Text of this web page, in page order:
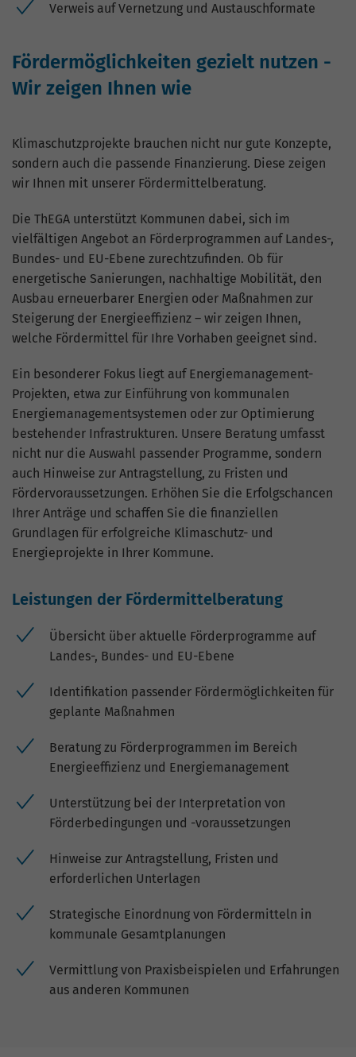
Verweis auf Vernetzung und Austauschformate
Fördermöglichkeiten gezielt nutzen -
Wir zeigen Ihnen wie
Klimaschutzprojekte brauchen nicht nur gute Konzepte,
sondern auch die passende Finanzierung. Diese zeigen
wir Ihnen mit unserer Fördermittelberatung.
Die ThEGA unterstützt Kommunen dabei, sich im
vielfältigen Angebot an Förderprogrammen auf Landes-,
Bundes- und EU-Ebene zurechtzufinden. Ob für
energetische Sanierungen, nachhaltige Mobilität, den
Ausbau erneuerbarer Energien oder Maßnahmen zur
Steigerung der Energieeffizienz – wir zeigen Ihnen,
welche Fördermittel für Ihre Vorhaben geeignet sind.
Ein besonderer Fokus liegt auf Energiemanagement-
Projekten, etwa zur Einführung von kommunalen
Energiemanagementsystemen oder zur Optimierung
bestehender Infrastrukturen. Unsere Beratung umfasst
nicht nur die Auswahl passender Programme, sondern
auch Hinweise zur Antragstellung, zu Fristen und
Fördervoraussetzungen. Erhöhen Sie die Erfolgschancen
Ihrer Anträge und schaffen Sie die finanziellen
Grundlagen für erfolgreiche Klimaschutz- und
Energieprojekte in Ihrer Kommune.
Leistungen der Fördermittelberatung
Übersicht über aktuelle Förderprogramme auf
Landes-, Bundes- und EU-Ebene
Identifikation passender Fördermöglichkeiten für
geplante Maßnahmen
Beratung zu Förderprogrammen im Bereich
Energieeffizienz und Energiemanagement
Unterstützung bei der Interpretation von
Förderbedingungen und -voraussetzungen
Hinweise zur Antragstellung, Fristen und
erforderlichen Unterlagen
Strategische Einordnung von Fördermitteln in
kommunale Gesamtplanungen
Vermittlung von Praxisbeispielen und Erfahrungen
aus anderen Kommunen